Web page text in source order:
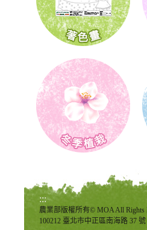
:::
農業部版權所有© MOA All Rights
100212 臺北市中正區南海路 37